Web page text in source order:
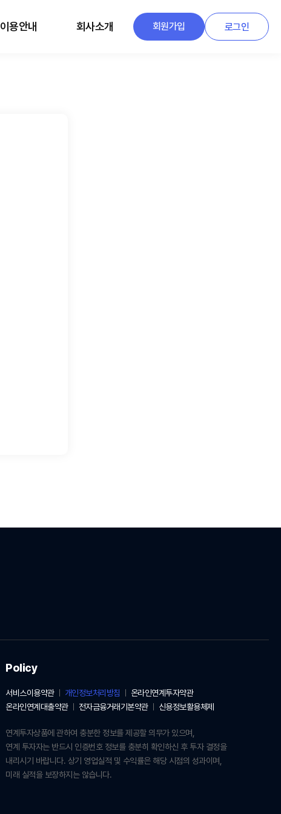
이용안내 회사소개 회원가입 로그인
Policy
서비스이용약관 개인정보처리방침
온라인연계투자약관
온라인연계대출약관
전자금융거래기본약관 신용정보활용체제
연계투자상품에 관하여 충분한 정보를 제공할 의무가 있으며,
연계 투자자는 반드시 인증번호 정보를 충분히 확인하신 후 투자 결정을
내리시기 바랍니다. 상기 영업실적 및 수익률은 해당 시점의 성과이며,
미래 실적을 보장하지는 않습니다.